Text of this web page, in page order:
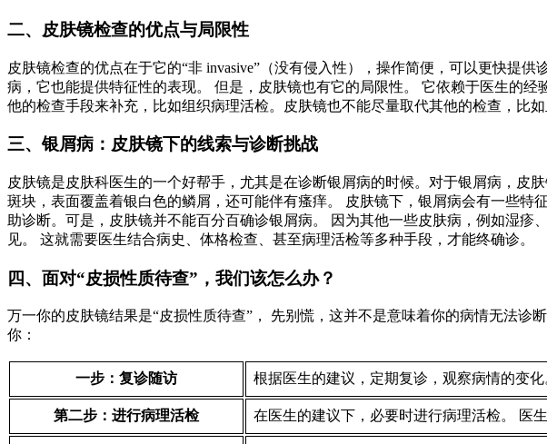
二、皮肤镜检查的优点与局限性
皮肤镜检查的优点在于它的“非 invasive”（没有侵入性），操作简便，可以更快提
病，它也能提供特征性的表现。 但是，皮肤镜也有它的局限性。 它依赖于医生的
他的检查手段来补充，比如组织病理活检。皮肤镜也不能尽量取代其他的检查，比如
三、银屑病：皮肤镜下的线索与诊断挑战
皮肤镜是皮肤科医生的一个好帮手，尤其是在诊断银屑病的时候。对于银屑病，皮
斑块，表面覆盖着银白色的鳞屑，还可能伴有瘙痒。 皮肤镜下，银屑病会有一些
助诊断。可是，皮肤镜并不能百分百确诊银屑病。 因为其他一些皮肤病，例如湿
见。 这就需要医生结合病史、体格检查、甚至病理活检等多种手段，才能终确诊。
四、面对“皮损性质待查”，我们该怎么办？
万一你的皮肤镜结果是“皮损性质待查”， 先别慌，这并不是意味着你的病情无法
你：
一步：复诊随访 根据医生的建议，定期复诊，观察病情的变
第二步：进行病理活检 在医生的建议下，必要时进行病理活检。 医